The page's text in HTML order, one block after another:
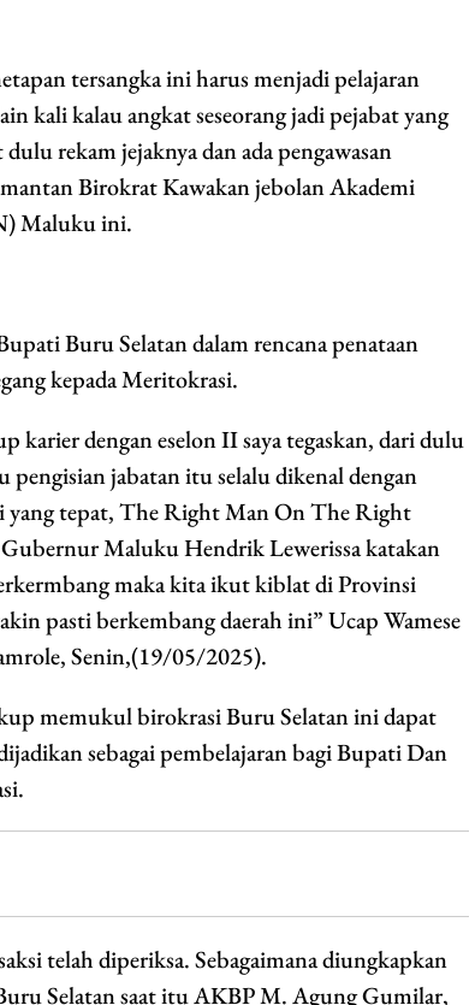
tersangka ini harus menjadi pelajaran
kali kalau angkat seseorang jadi pejabat yang
rekam jejaknya dan ada pengawasan
Birokrat Kawakan jebolan Akademi
Maluku ini.
Buru Selatan dalam rencana penataan
kepada Meritokrasi.
karier dengan eselon II saya tegaskan, dari dulu
pengisian jabatan itu selalu dikenal dengan
yang tepat, The Right Man On The Right
Maluku Hendrik Lewerissa katakan
maka kita ikut kiblat di Provinsi
pasti berkembang daerah ini” Ucap Wamese
Senin,(19/05/2025).
memukul birokrasi Buru Selatan ini dapat
sebagai pembelajaran bagi Bupati Dan
telah diperiksa. Sebagaimana diungkapkan
Selatan saat itu AKBP M. Agung Gumilar,